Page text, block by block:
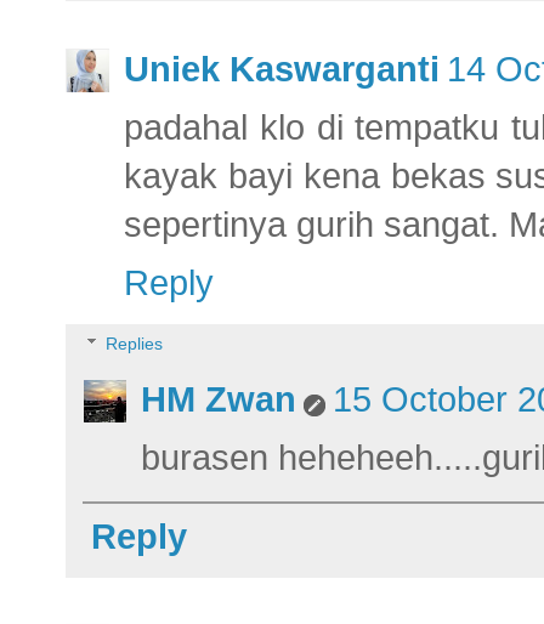
Uniek Kaswarganti 14
padahal klo di tempatku
kayak bayi kena bekas
sepertinya gurih sangat.
Reply
Replies
HM Zwan
15 October
burasen
Reply